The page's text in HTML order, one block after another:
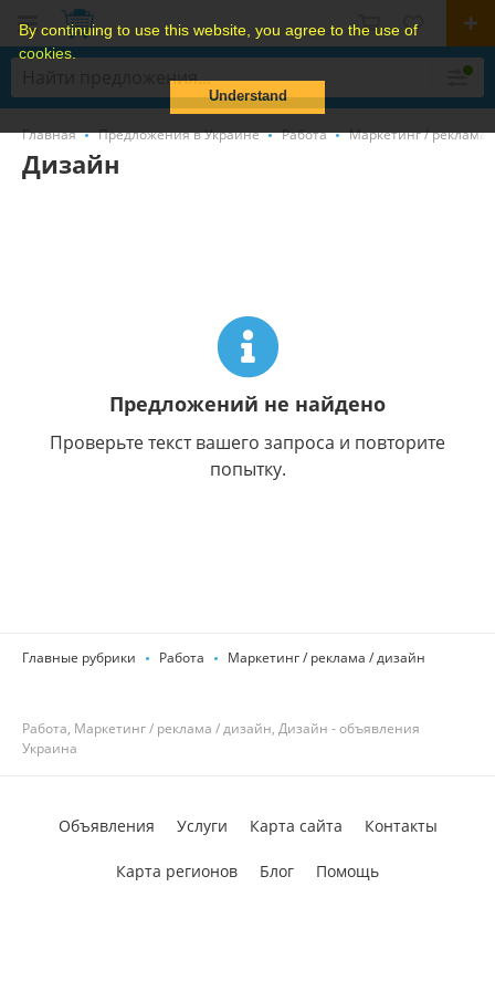
By continuing to use this website, you agree to the use of
cookies.
Understand
Главная Предложения в Украине Работа Маркетинг / реклама
Дизайн
Предложений не найдено
Проверьте текст вашего запроса и повторите
попытку.
Главные рубрики Работа Маркетинг / реклама / дизайн
Работа, Маркетинг / реклама / дизайн, Дизайн - объявления
Украина
Объявления Услуги Карта сайта Контакты
Карта регионов Блог Помощь